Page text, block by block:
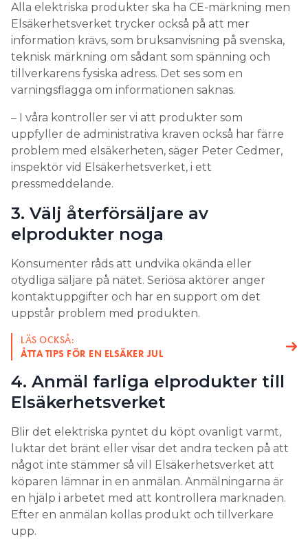
Alla elektriska produkter ska ha CE-märkning men
Elsäkerhetsverket trycker också på att mer
information krävs, som bruksanvisning på svenska,
teknisk märkning om sådant som spänning och
tillverkarens fysiska adress. Det ses som en
varningsflagga om informationen saknas.
– I våra kontroller ser vi att produkter som
uppfyller de administrativa kraven också har färre
problem med elsäkerheten, säger Peter Cedmer,
inspektör vid Elsäkerhetsverket, i ett
pressmeddelande.
3. Välj återförsäljare av
elprodukter noga
Konsumenter råds att undvika okända eller
otydliga säljare på nätet. Seriösa aktörer anger
kontaktuppgifter och har en support om det
uppstår problem med produkten.
LÄS OCKSÅ:
ÅTTA TIPS FÖR EN ELSÄKER JUL
4. Anmäl farliga elprodukter till
Elsäkerhetsverket
Blir det elektriska pyntet du köpt ovanligt varmt,
luktar det bränt eller visar det andra tecken på att
något inte stämmer så vill Elsäkerhetsverket att
köparen lämnar in en anmälan. Anmälningarna är
en hjälp i arbetet med att kontrollera marknaden.
Efter en anmälan kollas produkt och tillverkare
upp.